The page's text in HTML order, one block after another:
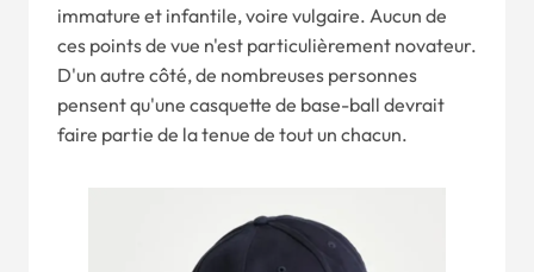
immature et infantile, voire vulgaire. Aucun de
ces points de vue n'est particulièrement novateur.
D'un autre côté, de nombreuses personnes
pensent qu'une casquette de base-ball devrait
faire partie de la tenue de tout un chacun.